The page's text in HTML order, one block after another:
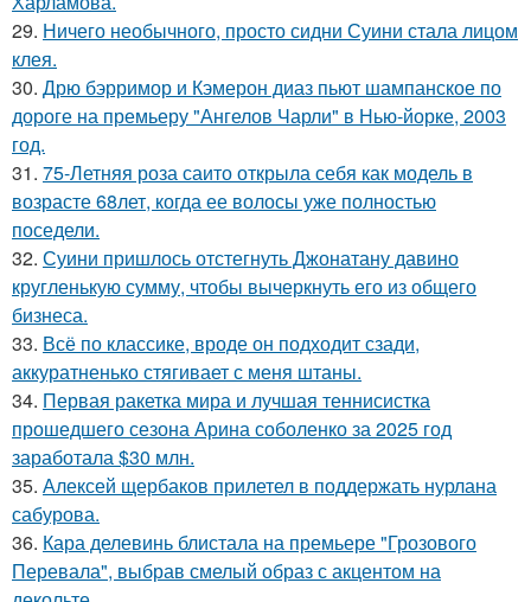
29. Ничего необычного, просто сидни Суини стала лицом
клея.
30. Дрю бэрримор и Кэмерон диаз пьют шампанское по
дороге на премьеру "Ангелов Чарли" в Нью-йорке, 2003
год.
31. 75-Летняя роза саито открыла себя как модель в
возрасте 68лет, когда ее волосы уже полностью
поседели.
32. Суини пришлось отстегнуть Джонатану давино
кругленькую сумму, чтобы вычеркнуть его из общего
бизнеса.
33. Всё по классике, вроде он подходит сзади,
аккуратненько стягивает с меня штаны.
34. Первая ракетка мира и лучшая теннисистка
прошедшего сезона Арина соболенко за 2025 год
заработала $30 млн.
35. Алексей щербаков прилетел в поддержать нурлана
сабурова.
36. Кара делевинь блистала на премьере "Грозового
Перевала", выбрав смелый образ с акцентом на